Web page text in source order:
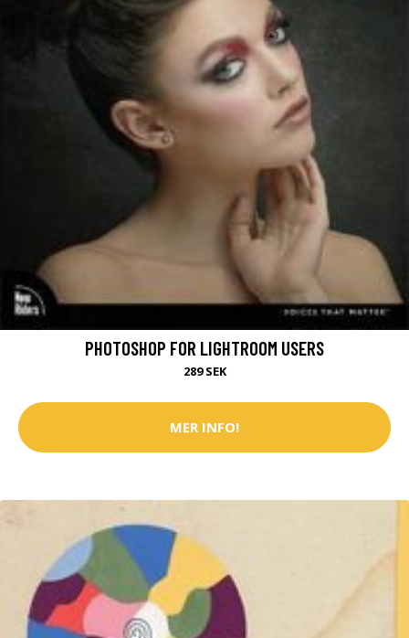
PHOTOSHOP FOR LIGHTROOM USERS
289 SEK
MER INFO!